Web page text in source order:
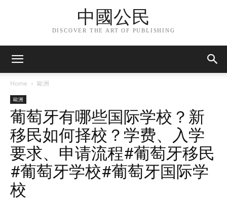
中國公民
DISCOVER THE ART OF PUBLISHING
Home 歐洲
歐洲
葡萄牙有哪些国际学校？新
移民如何择校？学费、入学
要求、申请流程#葡萄牙移民
#葡萄牙学校#葡萄牙国际学
校